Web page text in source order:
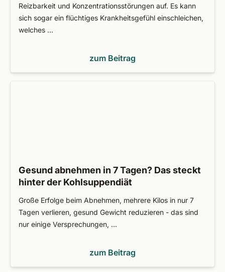
Reizbarkeit und Konzentrationsstörungen auf. Es kann
sich sogar ein flüchtiges Krankheitsgefühl einschleichen,
welches …
zum Beitrag
Gesund abnehmen in 7 Tagen? Das steckt
hinter der Kohlsuppendiät
Große Erfolge beim Abnehmen, mehrere Kilos in nur 7
Tagen verlieren, gesund Gewicht reduzieren - das sind
nur einige Versprechungen, …
zum Beitrag